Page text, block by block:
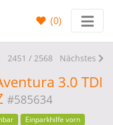
(0)
2451 / 2568 Nächstes
3.0 TDI
#585634
Einparkhilfe vorn